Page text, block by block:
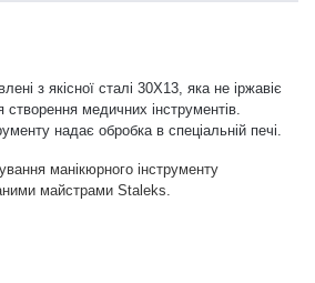
з якісної сталі 30Х13, яка не іржавіє
створення медичних інструментів.
надає обробка в спеціальній печі.
манікюрного інструменту
майстрами Staleks.